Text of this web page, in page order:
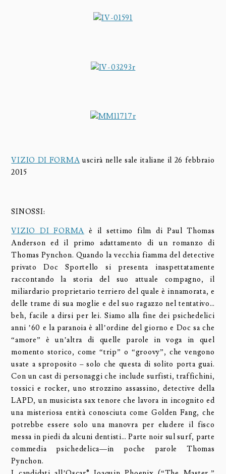
VIZIO DI FORMA uscirà nelle sale italiane il 26 febbraio
2015
SINOSSI:
VIZIO DI FORMA è il settimo film di Paul Thomas
Anderson ed il primo adattamento di un romanzo di
Thomas Pynchon. Quando la vecchia fiamma del detective
privato Doc Sportello si presenta inaspettatamente
raccontando la storia del suo attuale compagno, il
miliardario proprietario terriero del quale è innamorata, e
delle trame di sua moglie e del suo ragazzo nel tentativo…
beh, facile a dirsi per lei. Siamo alla fine dei psichedelici
anni ’60 e la paranoia è all’ordine del giorno e Doc sa che
“amore” è un’altra di quelle parole in voga in quel
momento storico, come “trip” o “groovy”, che vengono
usate a sproposito – solo che questa di solito porta guai.
Con un cast di personaggi che include surfisti, traffichini,
tossici e rocker, uno strozzino assassino, detective della
LAPD, un musicista sax tenore che lavora in incognito ed
una misteriosa entità conosciuta come Golden Fang, che
potrebbe essere solo una manovra per eludere il fisco
messa in piedi da alcuni dentisti… Parte noir sul surf, parte
commedia psichedelica—in poche parole Thomas
Pynchon.